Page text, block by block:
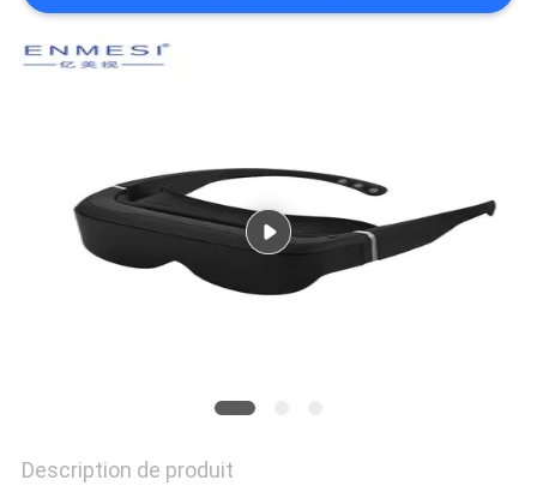
SHOPPING
CONFIDENTIALITÉ
Description de produit